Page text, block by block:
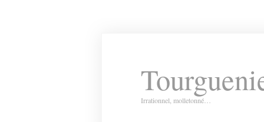
Irrationnel, molletonné…